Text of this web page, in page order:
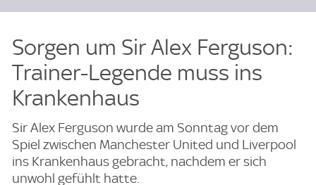
Sorgen um Sir Alex Ferguson:
Trainer-Legende muss ins
Krankenhaus
Sir Alex Ferguson wurde am Sonntag vor dem
Spiel zwischen Manchester United und Liverpool
ins Krankenhaus gebracht, nachdem er sich
unwohl gefühlt hatte.